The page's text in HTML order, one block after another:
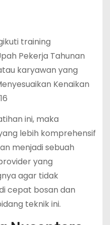
training
Pekerja Tahunan
karyawan yang
Kenaikan
ini, maka
lebih komprehensif
menjadi sebuah
yang
agar tidak
cepat bosan dan
teknik ini.